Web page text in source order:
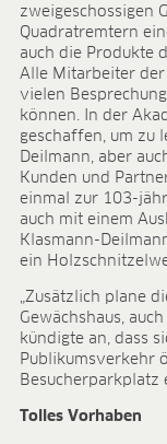
Benefits
Ausbildung
Das sagt unser
Kontakt
Virtual Reality
Zertifikate
Broschüren
BLOG
BLOG
zweigeschossigen
Quadratremtern
auch die Produkte
Alle Mitarbeiter der
vielen
können. In der
geschaffen, um zu
Deilmann, aber
Kunden und
einmal zur 103-
auch mit einem
Klasmann-
ein
„Zusätzlich plane
Gewächshaus,
kündigte an, dass
Publikumsverkehr
Besucherparkplatz
Tolles Vorhaben